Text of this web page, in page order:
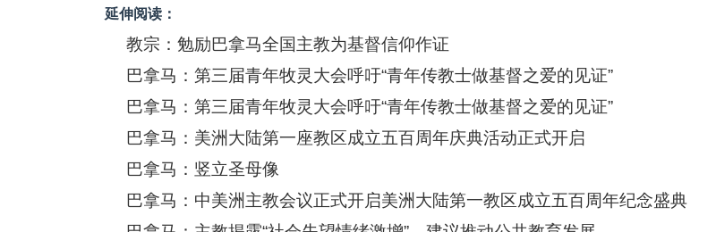
延伸阅读：
教宗：勉励巴拿马全国主教为基督信仰作证
巴拿马：第三届青年牧灵大会呼吁“青年传教士做基督之爱的见证”
巴拿马：第三届青年牧灵大会呼吁“青年传教士做基督之爱的见证”
巴拿马：美洲大陆第一座教区成立五百周年庆典活动正式开启
巴拿马：竖立圣母像
巴拿马：中美洲主教会议正式开启美洲大陆第一教区成立五百周年纪念盛典